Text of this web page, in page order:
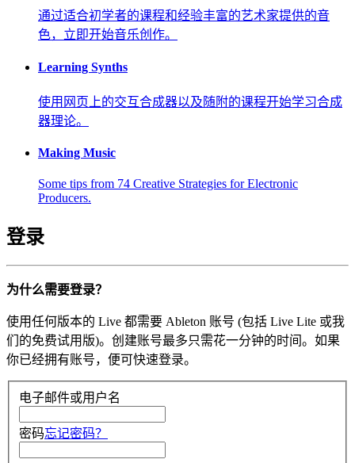
通过适合初学者的课程和经验丰富的艺术家提供的音
色，立即开始音乐创作。
Learning Synths
使用网页上的交互合成器以及随附的课程开始学习合成
器理论。
Making Music
Some tips from 74 Creative Strategies for Electronic
Producers.
登录
为什么需要登录？
使用任何版本的 Live 都需要 Ableton 账号 (包括 Live Lite 或我
们的免费试用版)。创建账号最多只需花一分钟的时间。如果
你已经拥有账号，便可快速登录。
电子邮件或用户名
密码忘记密码？